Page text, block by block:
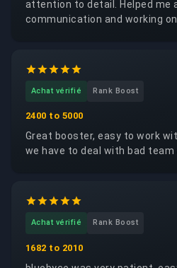
attention to detail. Helped me
communication and working
Achat vérifié Rank Boost
2400 to 5000
Great booster, easy to work
we have to deal with bad team
Achat vérifié Rank Boost
1682 to 2010